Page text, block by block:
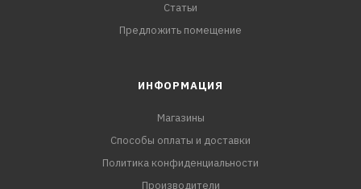
Статьи
Предложить помещение
ИНФОРМАЦИЯ
Магазины
Способы оплаты и доставки
Политика конфиденциальности
Производители